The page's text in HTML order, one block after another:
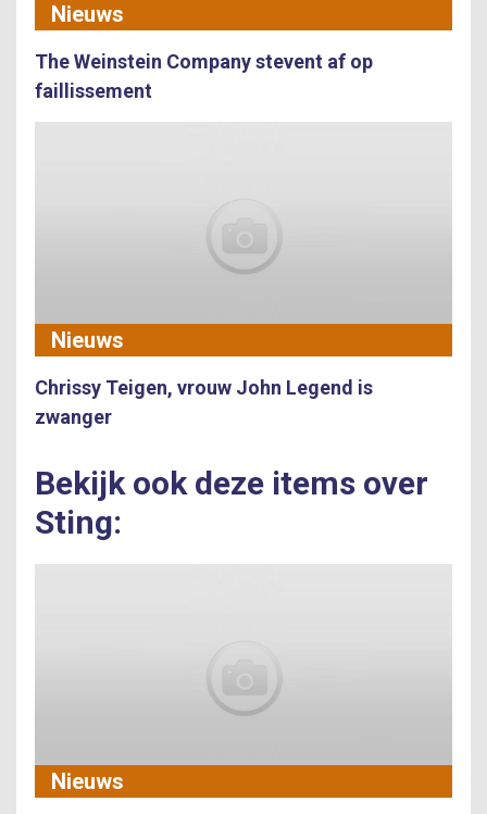
Nieuws
The Weinstein Company stevent af op
faillissement
Nieuws
Chrissy Teigen, vrouw John Legend is
zwanger
Bekijk ook deze items over
Sting:
Nieuws